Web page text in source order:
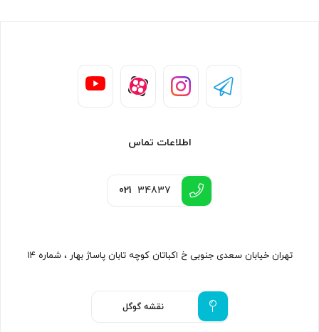
اطلاعات تماس
021 34837
تهران خیابان سعدی جنوبی خ اکباتان کوچه تابان پاساژ بهار ، شماره ۱۴
نقشه گوگل